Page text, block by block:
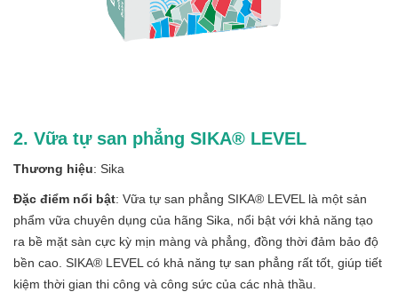
2. Vữa tự san phẳng SIKA® LEVEL
Thương hiệu: Sika
Đặc điểm nổi bật: Vữa tự san phẳng SIKA® LEVEL là một sản
phẩm vữa chuyên dụng của hãng Sika, nổi bật với khả năng tạo
ra bề mặt sàn cực kỳ mịn màng và phẳng, đồng thời đảm bảo độ
bền cao. SIKA® LEVEL có khả năng tự san phẳng rất tốt, giúp tiết
kiệm thời gian thi công và công sức của các nhà thầu.